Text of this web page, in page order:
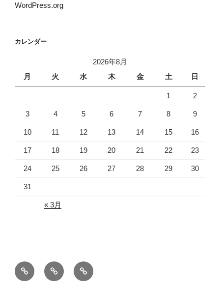
WordPress.org
カレンダー
2026年8月
月
火 水 木 金 土 日
1 2
3 4 5 6 7 8 9
10 11 12 13 14 15 16
17 18 19 20 21 22 23
24 25 26 27 28 29 30
31
« 3月
ホ
ー
プ
ラ
リ
ン